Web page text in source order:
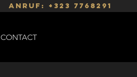
Anruf: +323 7768291
CONTACT